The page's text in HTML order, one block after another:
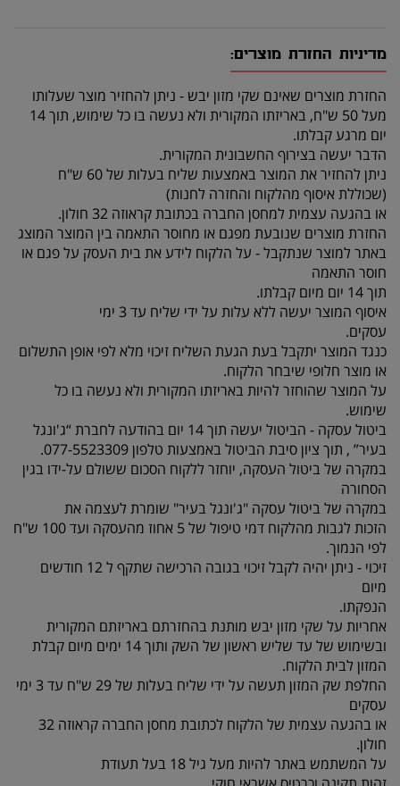
מדיניות החזרת מוצרים:
החזרת מוצרים שאינם שקי מזון יבש - ניתן להחזיר מוצר שעלותו
מעל 50 ש"ח, באריזתו המקורית ולא נעשה בו כל שימוש, תוך 14
יום מרגע קבלתו.
הדבר יעשה בצירוף החשבונית המקורית.
ניתן להחזיר את המוצר באמצעות שליח בעלות של 60 ש"ח
(שכוללת איסוף מהלקוח והחזרה לחנות)
או בהגעה עצמית למחסן החברה בכתובת קראוזה 32 חולון.
החזרת מוצרים שנובעת מפגם או מחוסר התאמה בין המוצר המוצג
באתר למוצר שנתקבל - על הלקוח לידע את בית העסק על פגם או
חוסר התאמה
תוך 14 יום מיום קבלתו.
איסוף המוצר יעשה ללא עלות על ידי שליח עד 3 ימי
עסקים.
כנגד המוצר יתקבל בעת הגעת השליח זיכוי מלא לפי אופן התשלום
או מוצר חלופי שיבחר הלקוח.
על המוצר שהוחזר להיות באריזתו המקורית ולא נעשה בו כל
שימוש.
ביטול עסקה - הביטול יעשה תוך 14 יום בהודעה לחברת “ג'ונגל
בעיר” , תוך ציון סיבת הביטול באמצעות טלפון 077-5523309.
במקרה של ביטול העסקה, יוחזר ללקוח הסכום ששולם על-ידו בגין
הסחורה
במקרה של ביטול עסקה "ג'ונגל בעיר" שומרת לעצמה את
הזכות לגבות מהלקוח דמי טיפול של 5 אחוז מהעסקה ועד 100 ש"ח
לפי הנמוך.
זיכוי - ניתן יהיה לקבל זיכוי בגובה הרכישה שתקף ל 12 חודשים
מיום
הנפקתו.
אחריות על שקי מזון יבש מותנת בהחזרתם באריזתם המקורית
ובשימוש של עד שליש ראשון של השק ותוך 14 ימים מיום קבלת
המזון לבית הלקוח.
החלפת שק המזון תעשה על ידי שליח בעלות של 29 ש"ח עד 3 ימי
עסקים
או בהגעה עצמית של הלקוח לכתובת מחסן החברה קראוזה 32
חולון.
על המשתמש באתר להיות מעל גיל 18 בעל תעודת